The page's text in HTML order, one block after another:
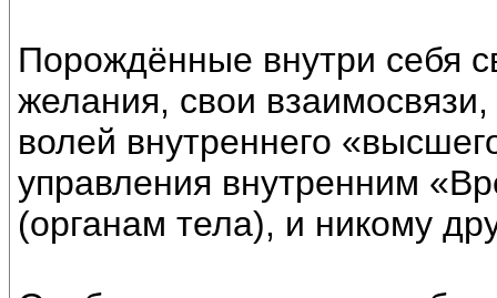
Порождённые внутри себя
желания, свои
волей внутреннего
управления внутренним
(органам тела), и никому